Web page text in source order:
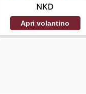
NKD
Apri volantino